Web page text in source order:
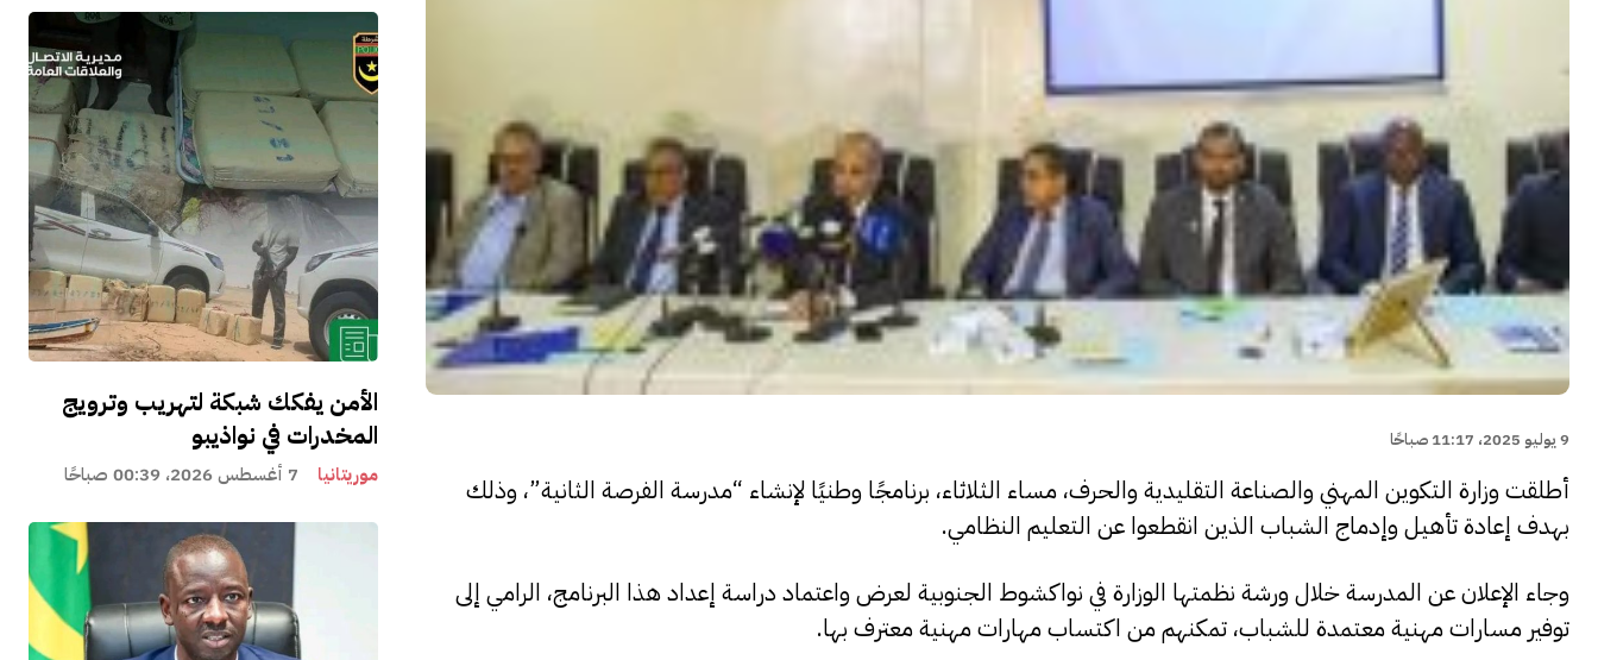
الأمن يفكك شبكة لتهريب وترويج
المخدرات في نواذيبو
موريتانيا 7 أغسطس 2026، 00:39 صباحًا
9 يوليو 2025، 11:17 صباحًا
أطلقت وزارة التكوين المهني والصناعة التقليدية والحرف، مساء الثلاثاء، برنامجًا وطنيًا لإنشاء “مدرسة الفرصة الثانية”، وذلك
بهدف إعادة تأهيل وإدماج الشباب الذين انقطعوا عن التعليم النظامي.
وجاء الإعلان عن المدرسة خلال ورشة نظمتها الوزارة في نواكشوط الجنوبية لعرض واعتماد دراسة إعداد هذا البرنامج، الرامي إلى
توفير مسارات مهنية معتمدة للشباب، تمكنهم من اكتساب مهارات مهنية معترف بها.